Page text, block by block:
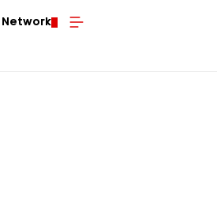
Network